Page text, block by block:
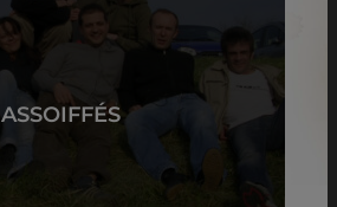
ASSOIFFÉS